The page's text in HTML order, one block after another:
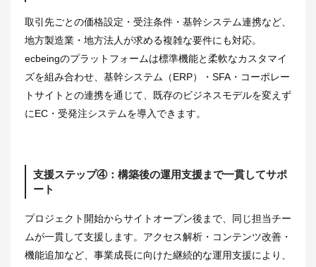
取引先ごとの価格設定・受注条件・基幹システム連携など、
地方製造業・地方法人が求める複雑な要件にも対応。
ecbeingのプラットフォームは標準機能と柔軟なカスタマイ
ズを組み合わせ、基幹システム（ERP）・SFA・コーポレー
トサイトとの連携を通じて、既存のビジネスモデルを変えず
にEC・受発注システムを導入できます。
支援ステップ④：構築後の運用支援まで一貫してサポ
ート
プロジェクト開始からサイトオープン後まで、同じ担当チー
ムが一貫して支援します。アクセス解析・コンテンツ改善・
機能追加など、事業成長に向けた継続的な運用支援により、